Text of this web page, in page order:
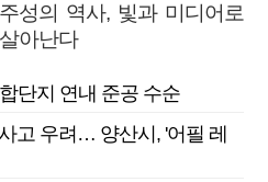
성의 역사, 빛과 미디어로
아난다
단지 연내 준공 수순
고 우려… 양산시, '어필 레